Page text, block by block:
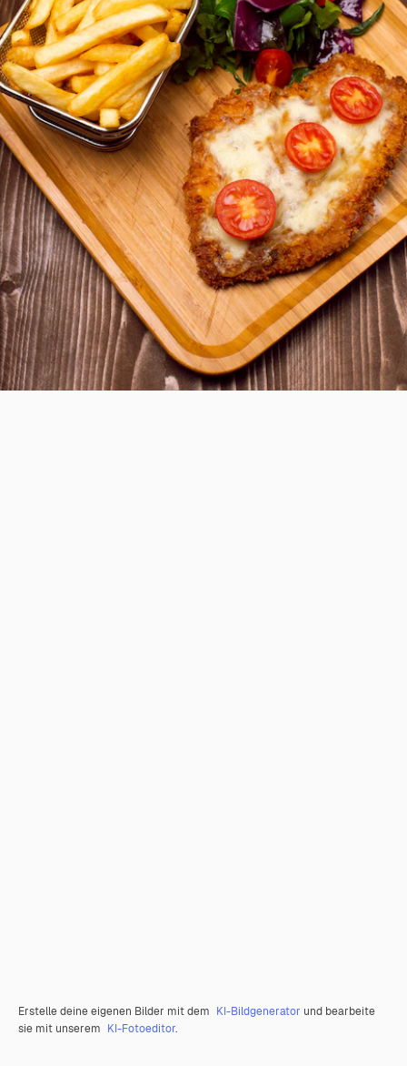
Erstelle deine eigenen Bilder mit dem KI-Bildgenerator und bearbeite
sie mit unserem KI-Fotoeditor.